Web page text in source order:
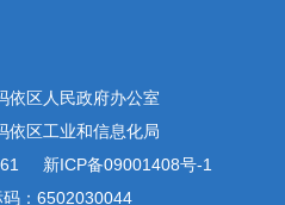
依区人民政府办公室
依区工业和信息化局
新ICP备09001408号-1
：6502030044